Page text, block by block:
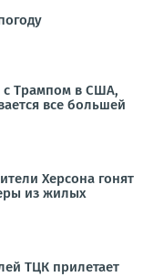
с Трампом в США,
все большей
Херсона гонят
из жилых
ТЦК прилетает